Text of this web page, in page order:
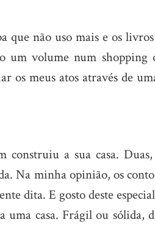
que não uso mais e os
um volume num shopping
os meus atos através de
construiu a sua casa.
Na minha opinião, os
dita. E gosto deste
casa. Frágil ou sólida,